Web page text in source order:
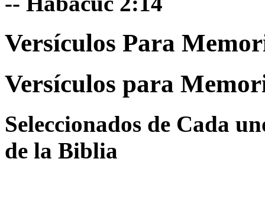
Versículos Para
Versículos para
Seleccionados de Cada
de la Biblia